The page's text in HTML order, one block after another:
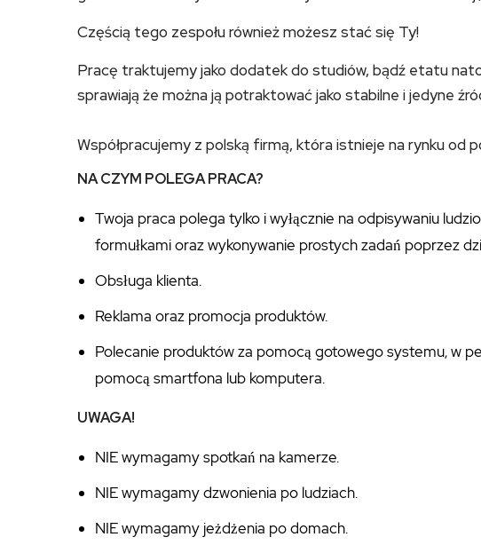
Częścią tego zespołu również możesz stać się Ty!
Pracę traktujemy jako dodatek do studiów, bądź etatu
sprawiają że można ją potraktować jako stabilne i jedyne
Współpracujemy z polską firmą, która istnieje na rynku od
NA CZYM POLEGA PRACA?
Twoja praca polega tylko i wyłącznie na odpisywaniu
formułkami oraz wykonywanie prostych zadań poprzez
Obsługa klienta.
Reklama oraz promocja produktów.
Polecanie produktów za pomocą gotowego systemu, w
pomocą smartfona lub komputera.
UWAGA!
NIE wymagamy spotkań na kamerze.
NIE wymagamy dzwonienia po ludziach.
NIE wymagamy jeżdżenia po domach.